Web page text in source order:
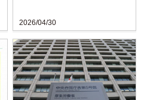
2026/04/30